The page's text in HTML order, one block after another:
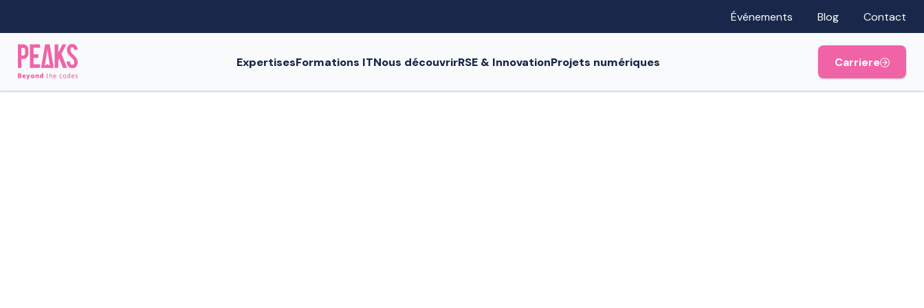
Événements Blog Contact
ExpertisesFormations ITNous découvrirRSE & InnovationProjets numériques Carriere